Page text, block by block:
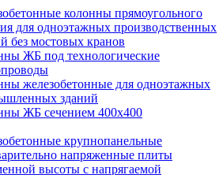
колонны прямоугольного
для одноэтажных производственных
без мостовых кранов
ЖБ под технологические
железобетонные для одноэтажных
зданий
ЖБ сечением 400х400
крупнопанельные
напряженные плиты
высоты с напрягаемой